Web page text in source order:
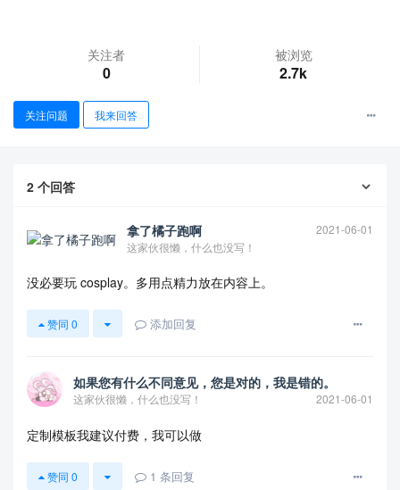
想根据模板写一份latex模板，但总是模仿的不像。
比如行间距，标题对齐啥的。
希望找找问题。
已提供有的文件。
题目（黑体四号，不超过20字）
摘要：（仿宋五号）
Abstract:
0引言
1算法原理
（宋体五号）
2 算法仿真
（宋体五号）
（宋体五号）
关注者
0
被浏览
2.7k
关注问题 我来回答
2 个回答
拿了橘子跑啊
2021-06-01
这家伙很懒，什么也没写！
没必要玩 cosplay。多用点精力放在内容上。
赞同 0 添加回复
如果您有什么不同意见，您是对的，我是错的。
2021-06-01
这家伙很懒，什么也没写！
定制模板我建议付费，我可以做
赞同 0 1 条回复